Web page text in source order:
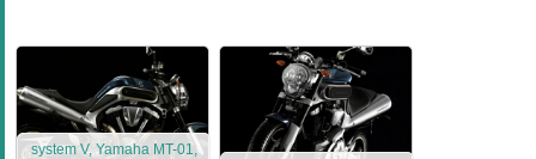
system V, Yamaha MT-01,